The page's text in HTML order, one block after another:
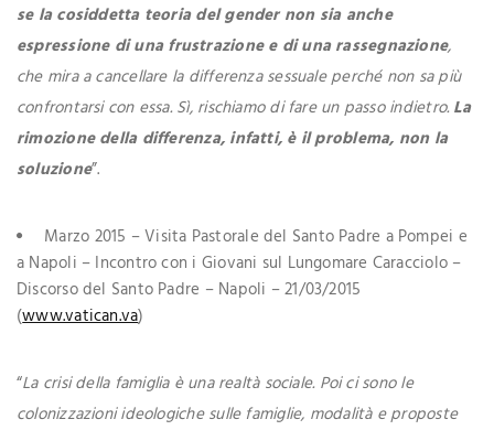
se la cosiddetta teoria del gender non sia anche
espressione di una frustrazione e di una rassegnazione,
che mira a cancellare la differenza sessuale perché non sa più
confrontarsi con essa. Sì, rischiamo di fare un passo indietro. La
rimozione della differenza, infatti, è il problema, non la
soluzione”.
Marzo 2015 – Visita Pastorale del Santo Padre a Pompei e
a Napoli – Incontro con i Giovani sul Lungomare Caracciolo –
Discorso del Santo Padre – Napoli – 21/03/2015
(www.vatican.va)
“La crisi della famiglia è una realtà sociale. Poi ci sono le
colonizzazioni ideologiche sulle famiglie, modalità e proposte